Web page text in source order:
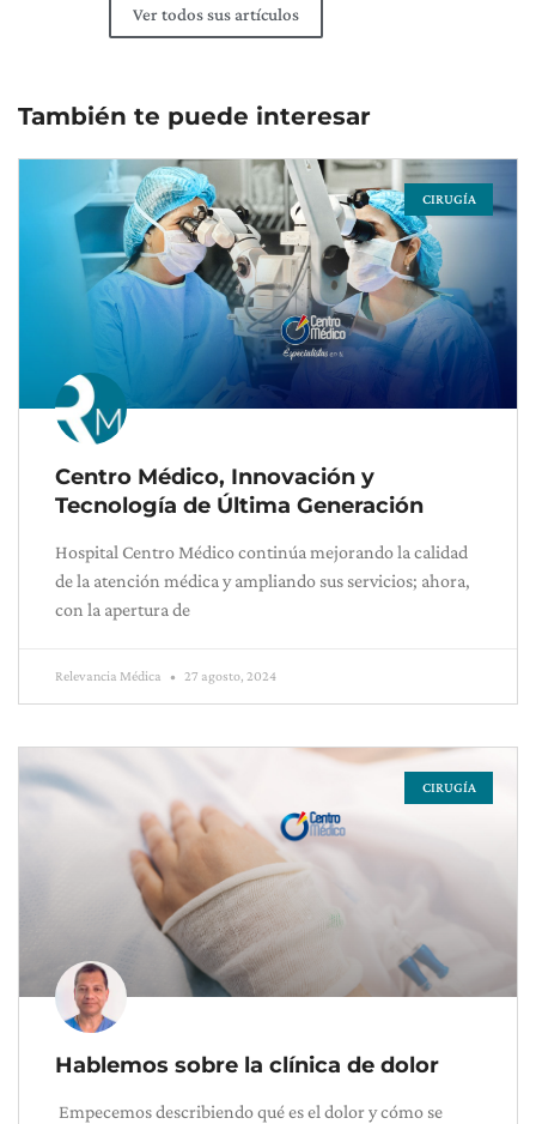
Ver todos sus artículos
También te puede interesar
CIRUGÍA
Centro Médico, Innovación y
Tecnología de Última Generación
Hospital Centro Médico continúa mejorando la calidad
de la atención médica y ampliando sus servicios; ahora,
con la apertura de
Relevancia Médica 27 agosto, 2024
CIRUGÍA
Hablemos sobre la clínica de dolor
Empecemos describiendo qué es el dolor y cómo se
PagePagePagePagePage